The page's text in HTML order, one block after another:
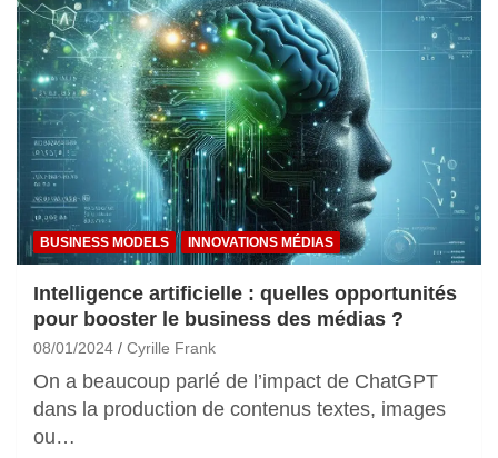
BUSINESS MODELS INNOVATIONS MÉDIAS
Intelligence artificielle : quelles opportunités
pour booster le business des médias ?
08/01/2024 Cyrille Frank
On a beaucoup parlé de l’impact de ChatGPT
dans la production de contenus textes, images
ou…